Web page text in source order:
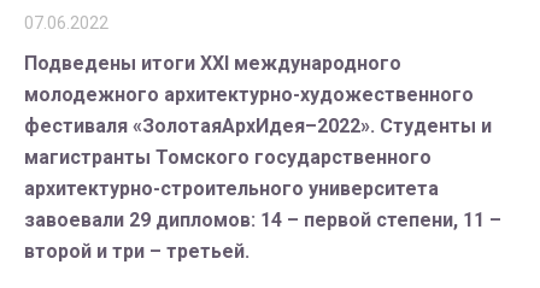
07.06.2022
Подведены итоги XXI международного
молодежного архитектурно-художественного
фестиваля «ЗолотаяАрхИдея–2022». Студенты и
магистранты Томского государственного
архитектурно-строительного университета
завоевали 29 дипломов: 14 – первой степени, 11 –
второй и три – третьей.